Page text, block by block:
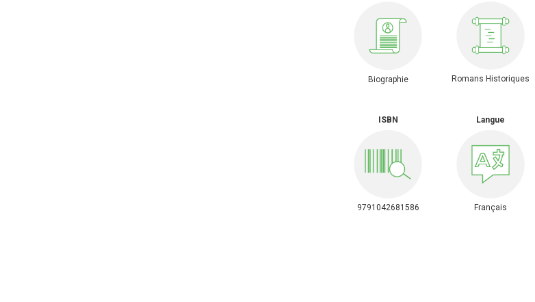
Biographie Romans Historiques
ISBN
9791042681586
Langue
Français